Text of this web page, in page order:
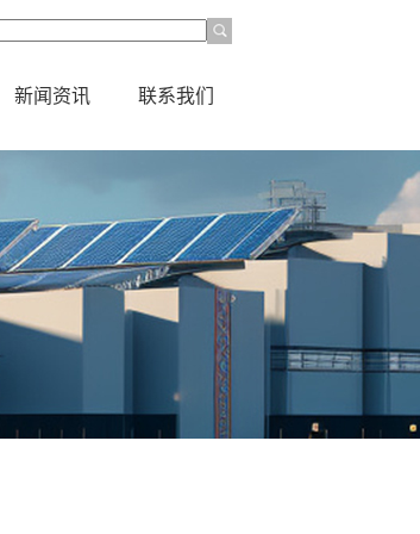
新闻资讯 联系我们